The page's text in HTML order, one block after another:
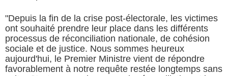
"Depuis la fin de la crise post-électorale, les victimes
ont souhaité prendre leur place dans les différents
processus de réconciliation nationale, de cohésion
sociale et de justice. Nous sommes heureux
aujourd'hui, le Premier Ministre vient de répondre
favorablement à notre requête restée longtemps sans